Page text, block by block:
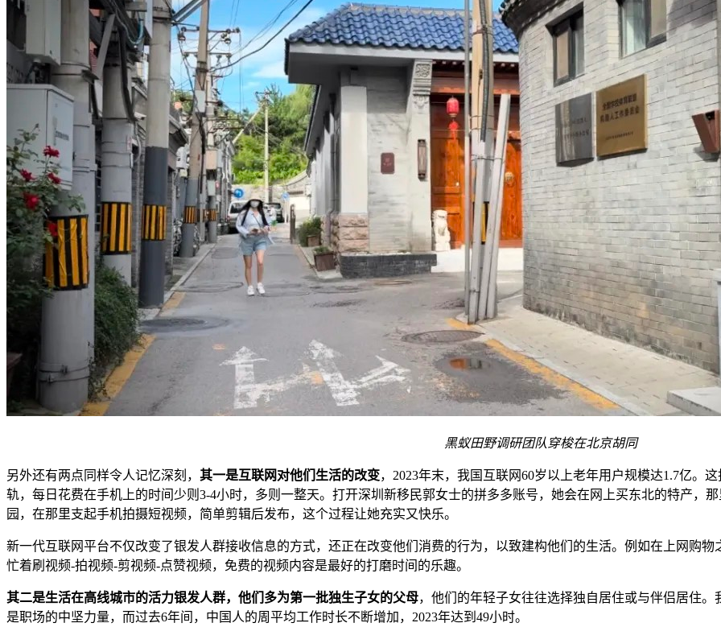
黑蚁田野调研团队穿梭在北京胡同
另外还有两点同样令人记忆深刻， 其一是互联网对他们生活的改变，2023年末，我国互联网60岁以上老年用户规模达1.7亿。
轨，每日花费在手机上的时间少则3-4小时，多则一整天。打开深圳新移民郭女士的拼多多账号，她会在网上买东北的特产，
园，在那里支起手机拍摄短视频，简单剪辑后发布，这个过程让她充实又快乐。
新一代互联网平台不仅改变了银发人群接收信息的方式，还正在改变他们消费的行为，以致建构他们的生活。例如在上网购
忙着刷视频-拍视频-剪视频-点赞视频，免费的视频内容是最好的打磨时间的乐趣。
其二是生活在高线城市的活力银发人群，他们多为第一批独生子女的父母，他们的年轻子女往往选择独自居住或与伴侣居住
是职场的中坚力量，而过去6年间，中国人的周平均工作时长不断增加，2023年达到49小时。